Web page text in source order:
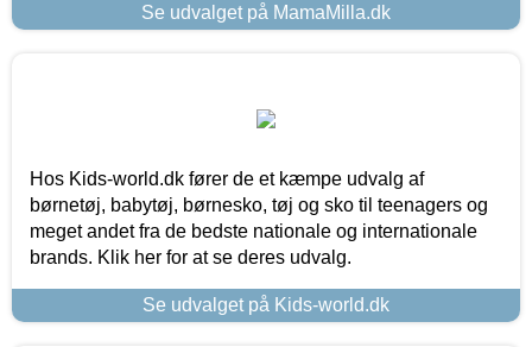
Se udvalget på MamaMilla.dk
Hos Kids-world.dk fører de et kæmpe udvalg af
børnetøj, babytøj, børnesko, tøj og sko til teenagers og
meget andet fra de bedste nationale og internationale
brands. Klik her for at se deres udvalg.
Se udvalget på Kids-world.dk